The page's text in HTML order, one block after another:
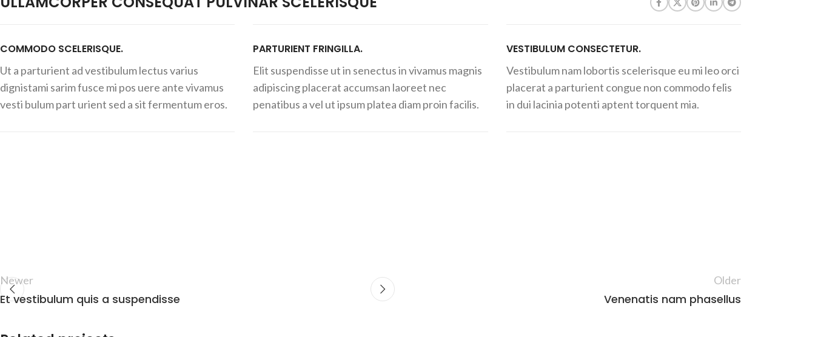
COMMODO SCELERISQUE.
Ut a parturient ad vestibulum lectus varius
dignistami sarim fusce mi pos uere ante vivamus
vesti bulum part urient sed a sit fermentum eros.
PARTURIENT FRINGILLA.
Elit suspendisse ut in senectus in vivamus magnis
adipiscing placerat accumsan laoreet nec
penatibus a vel ut ipsum platea diam proin facilis.
VESTIBULUM CONSECTETUR.
Vestibulum nam lobortis scelerisque eu mi leo orci
placerat a parturient congue non commodo felis
in dui lacinia potenti aptent torquent mia.
Newer
Et vestibulum quis a suspendisse
Older
Venenatis nam phasellus